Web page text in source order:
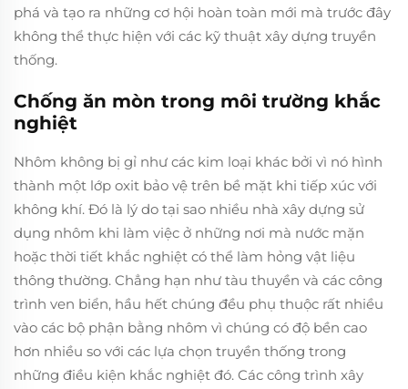
phá và tạo ra những cơ hội hoàn toàn mới mà trước đây
không thể thực hiện với các kỹ thuật xây dựng truyền
thống.
Chống ăn mòn trong môi trường khắc
nghiệt
Nhôm không bị gỉ như các kim loại khác bởi vì nó hình
thành một lớp oxit bảo vệ trên bề mặt khi tiếp xúc với
không khí. Đó là lý do tại sao nhiều nhà xây dựng sử
dụng nhôm khi làm việc ở những nơi mà nước mặn
hoặc thời tiết khắc nghiệt có thể làm hỏng vật liệu
thông thường. Chẳng hạn như tàu thuyền và các công
trình ven biển, hầu hết chúng đều phụ thuộc rất nhiều
vào các bộ phận bằng nhôm vì chúng có độ bền cao
hơn nhiều so với các lựa chọn truyền thống trong
những điều kiện khắc nghiệt đó. Các công trình xây